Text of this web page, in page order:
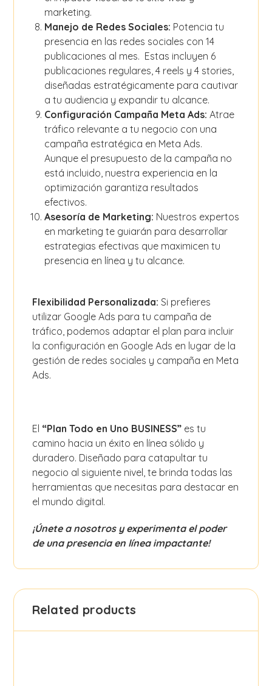
marketing.
Manejo de Redes Sociales: Potencia tu
presencia en las redes sociales con 14
publicaciones al mes. Estas incluyen 6
publicaciones regulares, 4 reels y 4 stories,
diseñadas estratégicamente para cautivar
a tu audiencia y expandir tu alcance.
Configuración Campaña Meta Ads: Atrae
tráfico relevante a tu negocio con una
campaña estratégica en Meta Ads.
Aunque el presupuesto de la campaña no
está incluido, nuestra experiencia en la
optimización garantiza resultados
efectivos.
Asesoría de Marketing: Nuestros expertos
en marketing te guiarán para desarrollar
estrategias efectivas que maximicen tu
presencia en línea y tu alcance.
Flexibilidad Personalizada: Si prefieres
utilizar Google Ads para tu campaña de
tráfico, podemos adaptar el plan para incluir
la configuración en Google Ads en lugar de la
gestión de redes sociales y campaña en Meta
Ads.
El “Plan Todo en Uno BUSINESS” es tu
camino hacia un éxito en línea sólido y
duradero. Diseñado para catapultar tu
negocio al siguiente nivel, te brinda todas las
herramientas que necesitas para destacar en
el mundo digital.
¡Únete a nosotros y experimenta el poder
de una presencia en línea impactante!
Related products